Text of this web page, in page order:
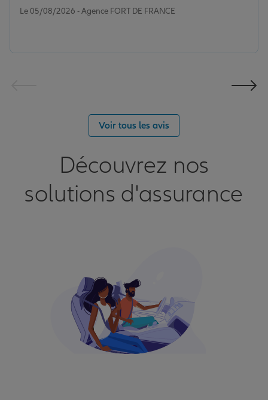
Le 05/08/2026 - Agence FORT DE FRANCE
Voir tous les avis
Découvrez nos
solutions d'assurance